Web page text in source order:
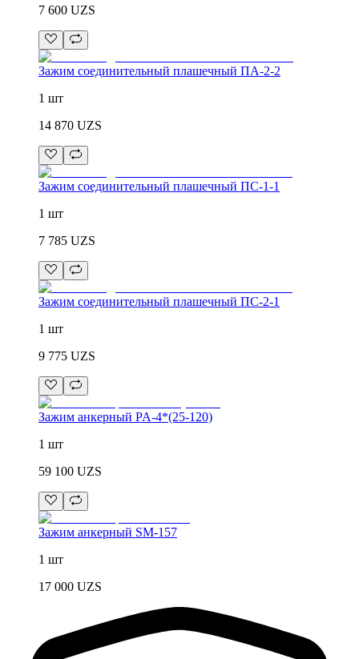
7 600 UZS
Зажим соединительный плашечный ПА-2-2
1 шт
14 870 UZS
Зажим соединительный плашечный ПС-1-1
1 шт
7 785 UZS
Зажим соединительный плашечный ПС-2-1
1 шт
9 775 UZS
Зажим анкерный PA-4*(25-120)
1 шт
59 100 UZS
Зажим анкерный SM-157
1 шт
17 000 UZS